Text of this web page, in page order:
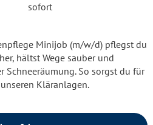
sofort
Minijob (m/w/d) pflegst du
hältst Wege sauber und
Schneeräumung. So sorgst du für
Kläranlagen.